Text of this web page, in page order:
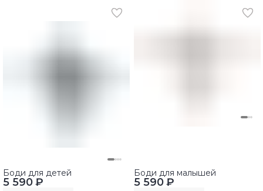
5 590 ₽
Боди для детей
5 590 ₽
Боди для малышей